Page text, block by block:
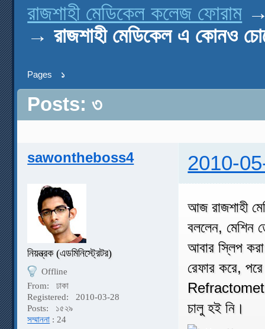
রাজশাহী মেডিকেল কলেজ ফোরাম
→রাজশাহী মেডিকেল এ কোনও
Pages ১
Posts: ৩
sawontheboss4 2010-
নিয়ন্ত্রক (এডমিনিস্ট্রেটর)
Offline
From:
ঢাকা
Registered:
2010-03-28
Posts:
১৫২৯
সম্মাননা : 24
আজ রাজশাহী
বললেন, মেশিন
আবার স্লিপ
রেফার করে, পরে
চালু হই নি।